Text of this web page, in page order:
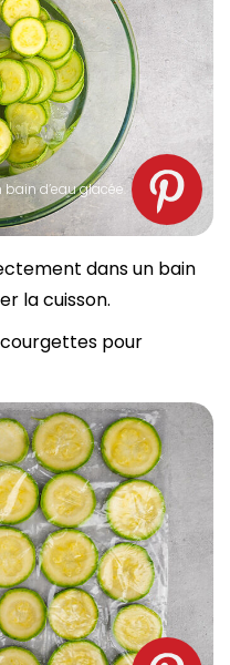
d’eau glacée.
dans un bain
la cuisson.
courgettes pour